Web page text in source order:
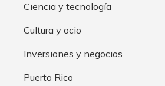
Ciencia y tecnología
Cultura y ocio
Inversiones y negocios
Puerto Rico